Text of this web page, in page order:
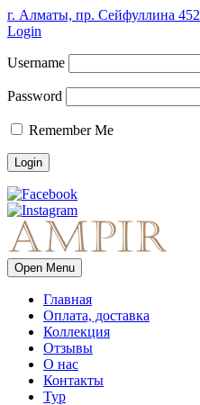
г. Алматы, пр. Сейфуллина 452
Login
Username
Password
Remember Me
Open Menu
Главная
Оплата, доставка
Коллекция
Отзывы
О нас
Контакты
Тур